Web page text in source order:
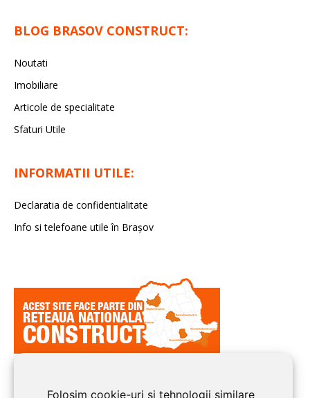
Folosim cookie-uri și tehnologii similare
BLOG BRASOV CONSTRUCT:
Noutati
Imobiliare
Articole de specialitate
Sfaturi Utile
INFORMATII UTILE:
Declaratia de confidentialitate
Info si telefoane utile în Braşov